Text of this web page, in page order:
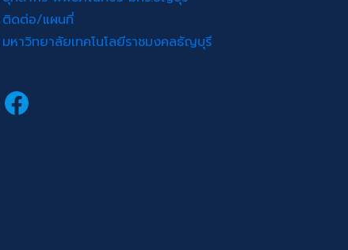
ติดต่อ/แผนที่
มหาวิทยาลัยเทคโนโลยีราชมงคลธัญบุรี
Facebook